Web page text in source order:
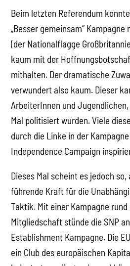
Beim letzten Referendum
„Besser gemeinsam“
(der Nationalflagge
kaum mit der
mithalten. Der dramatische
verwundert also kaum. Dieser
ArbeiterInnen und
Mal politisiert wurden. Viele
durch die Linke in der
Independence Campaign
Dieses Mal scheint es jedoch
führende Kraft für die
Taktik. Mit einer Kampagne rund
Mitgliedschaft stünde die SNP
Establishment Kampagne. Die
ein Club des europäischen